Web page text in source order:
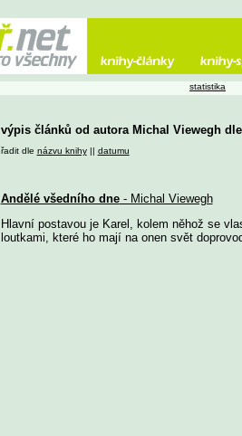
výpis článků od autora Michal Viewegh
řadit dle názvu knihy|| datumu
Andělé všedního dne- Michal Viewegh
Hlavní postavou je Karel, kolem něhož se
loutkami, které ho mají na onen svět
statistika